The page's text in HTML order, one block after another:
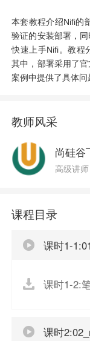
本套教程介绍Nifi的
验证的安装部署，
快速上手Nifi。教程
其中，部署采用了
案例中提供了具体问
教师风采
尚硅谷
高级讲师
课程目录
课时1-
课时1-2:
课时